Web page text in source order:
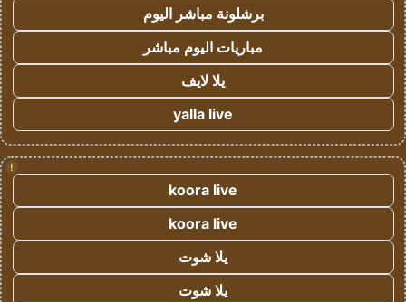
برشلونة مباشر اليوم
مباريات اليوم مباشر
يلا لايف
yalla live
!
koora live
koora live
يلا شوت
يلا شوت